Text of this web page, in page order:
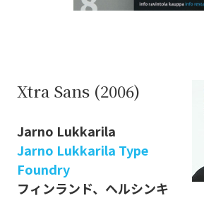
Xtra Sans (2006)
Jarno Lukkarila
Jarno Lukkarila Type
Foundry
フィンランド、ヘルシンキ